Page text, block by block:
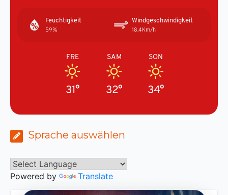
Feuchtigkeit
59%
Windgeschwindigkeit
18.4Km/h
FRE
31°
SAM
32°
SON
34°
Sprache auswählen
Powered by Translate